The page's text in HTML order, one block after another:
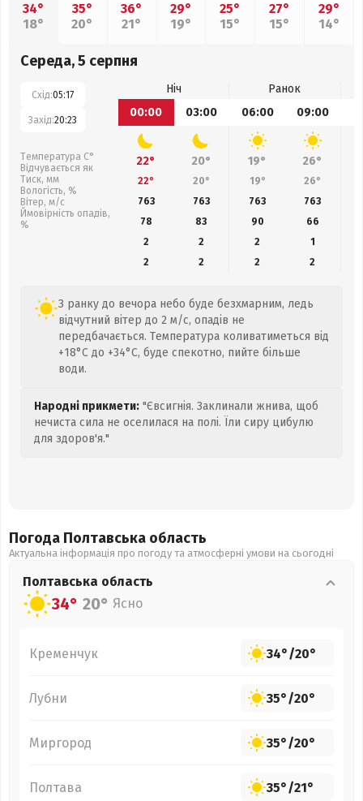
34°
18°
35°
20°
36°
21°
29°
19°
25°
15°
27°
15°
29°
14°
Середа, 5 серпня
Схід:05:17
Захід:20:23
Температура С°
Відчувається як
Тиск, мм
Вологість, %
Вітер, м/с
Ймовірність опадів,
%
Ніч
Ранок
00:00
03:00 06:00 09:00
22° 20° 19° 26°
22° 20° 19° 26°
763
763 763 763
78
83 90 66
2
2 2
1
2
2 2 2
З ранку до вечора небо буде безхмарним, ледь
відчутний вітер до 2 м/с, опадів не
передбачається. Температура коливатиметься від
+18°C до +34°C, буде спекотно, пийте більше
води.
Народні прикмети: "Євсигнія. Заклинали жнива, щоб
нечиста сила не оселилася на полі. Їли сиру цибулю
для здоров'я."
Погода Полтавська область
Актуальна інформація про погоду та атмосферні умови на сьогодні
Полтавська область
34° 20° Ясно
Кременчук 34°/20°
Лубни 35°/20°
Миргород 35°/20°
Полтава 35°/21°